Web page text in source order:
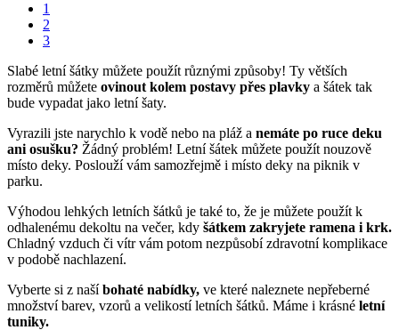
1
2
3
Slabé letní šátky můžete použít různými způsoby! Ty větších
rozměrů můžete ovinout kolem postavy přes plavky a šátek tak
bude vypadat jako letní šaty.
Vyrazili jste narychlo k vodě nebo na pláž a nemáte po ruce deku
ani osušku? Žádný problém! Letní šátek můžete použít nouzově
místo deky. Poslouží vám samozřejmě i místo deky na piknik v
parku.
Výhodou lehkých letních šátků je také to, že je můžete použít k
odhalenému dekoltu na večer, kdy šátkem zakryjete ramena i krk.
Chladný vzduch či vítr vám potom nezpůsobí zdravotní komplikace
v podobě nachlazení.
Vyberte si z našíbohaté nabídky, ve které naleznete nepřeberné
množství barev, vzorů a velikostí letních šátků. Máme i krásné letní
tuniky.